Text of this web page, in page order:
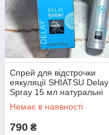
Спрей для відстрочки
еякуляції SHIATSU Delay
Spray 15 мл натуральні
компоненти
Немає в наявності
790 ₴